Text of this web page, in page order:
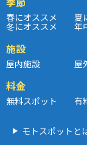
春にオススメ 夏
冬にオススメ 年
施設
屋内施設 屋
料金
無料スポット 有
モトスポットと